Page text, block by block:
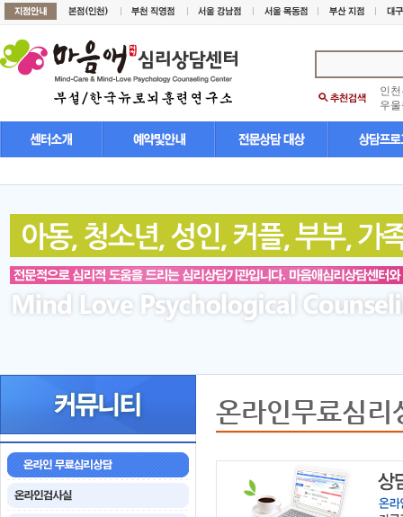
인
우
온라인무료심리